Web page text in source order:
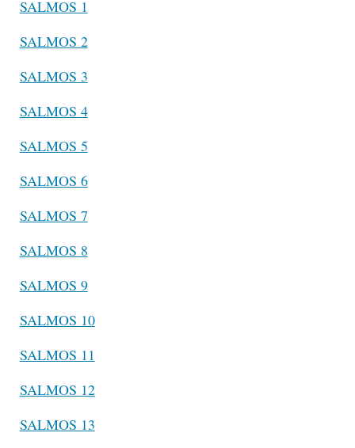
SALMOS 1
SALMOS 2
SALMOS 3
SALMOS 4
SALMOS 5
SALMOS 6
SALMOS 7
SALMOS 8
SALMOS 9
SALMOS 10
SALMOS 11
SALMOS 12
SALMOS 13